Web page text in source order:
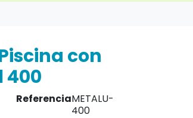
con
400
ReferenciaMETALU-
400